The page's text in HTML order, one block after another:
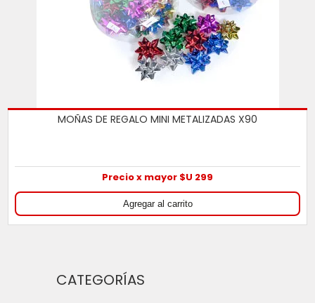
MOÑAS DE REGALO MINI METALIZADAS X90
Precio x mayor $U 299
CATEGORÍAS